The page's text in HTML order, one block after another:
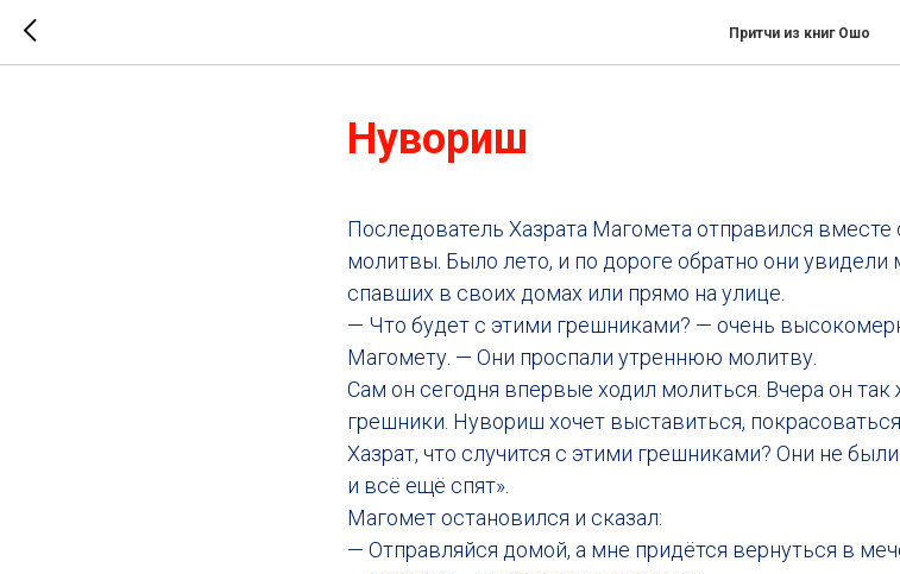
Притчи из книг Ошо
Нувориш
Последователь Хазрата Магомета отправился
молитвы. Было лето, и по дороге обратно они
спавших в своих домах или прямо на улице.
— Что будет с этими грешниками? — очень
Магомету. — Они проспали утреннюю молитву.
Сам он сегодня впервые ходил молиться. Вчера он так
грешники. Нувориш хочет выставиться,
Хазрат, что случится с этими грешниками? Они не
и всё ещё спят».
Магомет остановился и сказал:
— Отправляйся домой, а мне придётся вернуться в